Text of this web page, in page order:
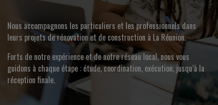
Nous accompagnons les particuliers et les professionnels dans
leurs projets de rénovation et de construction à La Réunion.
Forts de notre expérience et de notre réseau local, nous vous
guidons à chaque étape : étude, coordination, exécution, jusqu’à la
réception finale.